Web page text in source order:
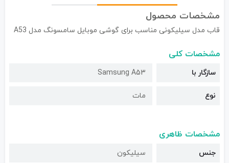
مشخصات محصول
قاب مدل سیلیکونی مناسب برای گوشی موبایل سامسونگ مدل A53
مشخصات کلی
سازگار با Samsung A53
نوع مات
مشخصات ظاهری
جنس سیلیکون